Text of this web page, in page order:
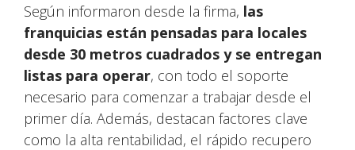
Según informaron desde la firma, las
franquicias están pensadas para locales
desde 30 metros cuadrados y se entregan
listas para operar, con todo el soporte
necesario para comenzar a trabajar desde el
primer día. Además, destacan factores clave
como la alta rentabilidad, el rápido recupero